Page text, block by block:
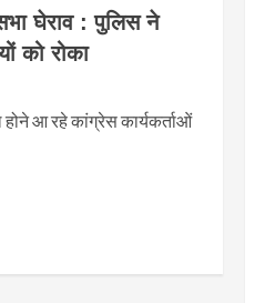
घेराव : पुलिस ने
को रोका
आ रहे कांग्रेस कार्यकर्ताओं